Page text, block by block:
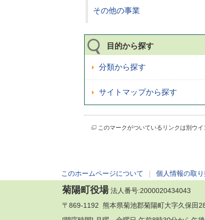
その他の事業
目的から探す
分類から探す
サイトマップから探す
このマークがついているリンクは別ウ
このホームページについて 個人情報の取
菊陽町役場法人番号:2000020434043
〒869-1192 熊本県菊池郡菊陽町大字久保田